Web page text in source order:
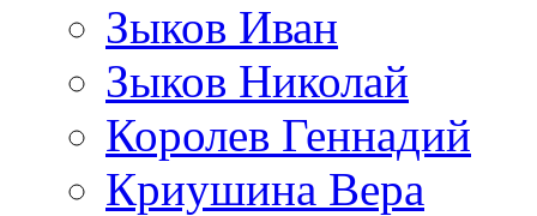
Зыков Иван
Зыков Николай
Королев Геннадий
Криушина Вера